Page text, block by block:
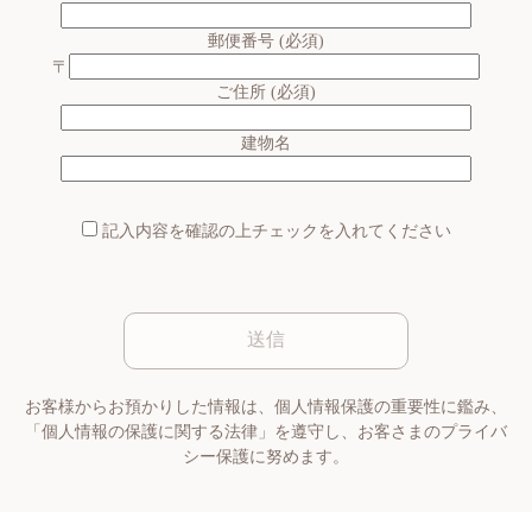
郵便番号 (必須)
〒
ご住所 (必須)
建物名
記入内容を確認の上チェックを入れてください
お客様からお預かりした情報は、個人情報保護の重要性に鑑み、
「個人情報の保護に関する法律」を遵守し、お客さまのプライバ
シー保護に努めます。